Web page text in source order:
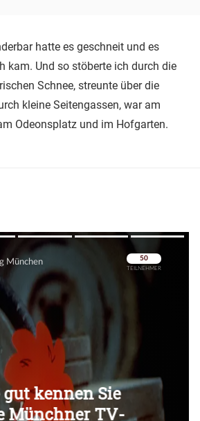
hatte es geschneit und es
kam. Und so stöberte ich durch die
Schnee, streunte über die
kleine Seitengassen, war am
Odeonsplatz und im Hofgarten.
Überspringen
Überspringen